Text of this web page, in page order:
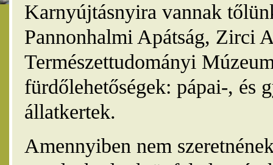
Karnyújtásnyira vannak
Pannonhalmi Apátság, Zirci
Természettudományi
fürdőlehetőségek: pápai-, és
állatkertek.
Amennyiben nem